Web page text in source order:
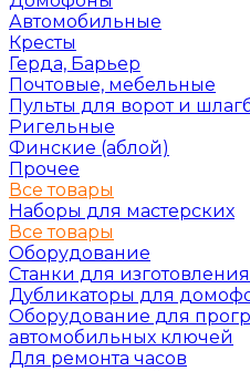
Автомобильные
Кресты
Герда, Барьер
Почтовые, мебельные
Пульты для ворот и
Ригельные
Финские (аблой)
Прочее
Все товары
Наборы для мастерских
Все товары
Оборудование
Станки для
Дубликаторы для
Оборудование для
автомобильных ключей
Для ремонта часов